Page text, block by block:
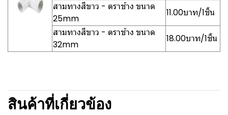
สามทางสีขาว - ตราช้าง ขนาด
25mm
11.00บาท/1ชิ้น
สามทางสีขาว - ตราช้าง ขนาด
32mm
18.00บาท/1ชิ้น
สินค้าที่เกี่ยวข้อง